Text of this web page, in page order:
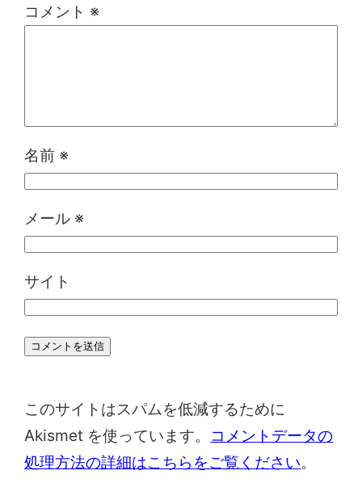
コメント ※
名前 ※
メール ※
サイト
このサイトはスパムを低減するために
Akismet を使っています。
コメントデータの
処理方法の詳細はこちらをご覧ください。